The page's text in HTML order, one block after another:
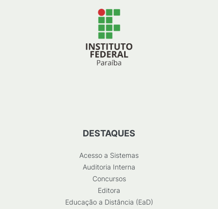
DESTAQUES
Acesso a Sistemas
Auditoria Interna
Concursos
Editora
Educação a Distância (EaD)